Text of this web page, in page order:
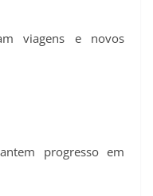
viagens e novos
progresso em